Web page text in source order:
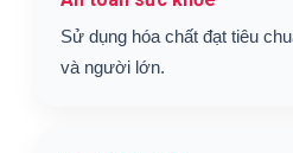
Sử dụng hóa chất đạt tiêu
và người lớn.